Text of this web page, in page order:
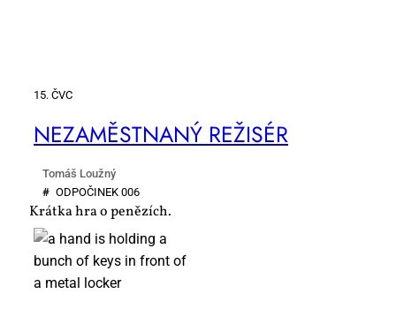
15. ČVC
NE­ZA­MĚST­NA­NÝ RE­ŽI­SÉR
Tomáš Loužný
# OD­PO­ČI­NEK 006
Krátka hra o penězích.